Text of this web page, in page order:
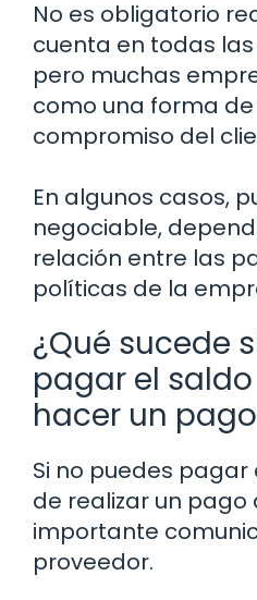
No es obligatorio
cuenta en todas
pero muchas
como una forma
compromiso del
En algunos casos,
negociable,
relación entre las
políticas de la
¿Qué sucede
pagar el
hacer un
Si no puedes
de realizar un pago
importante
proveedor.